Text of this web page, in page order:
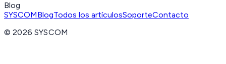
Blog
SYSCOMBlogTodos los artículosSoporteContacto
©2026 SYSCOM